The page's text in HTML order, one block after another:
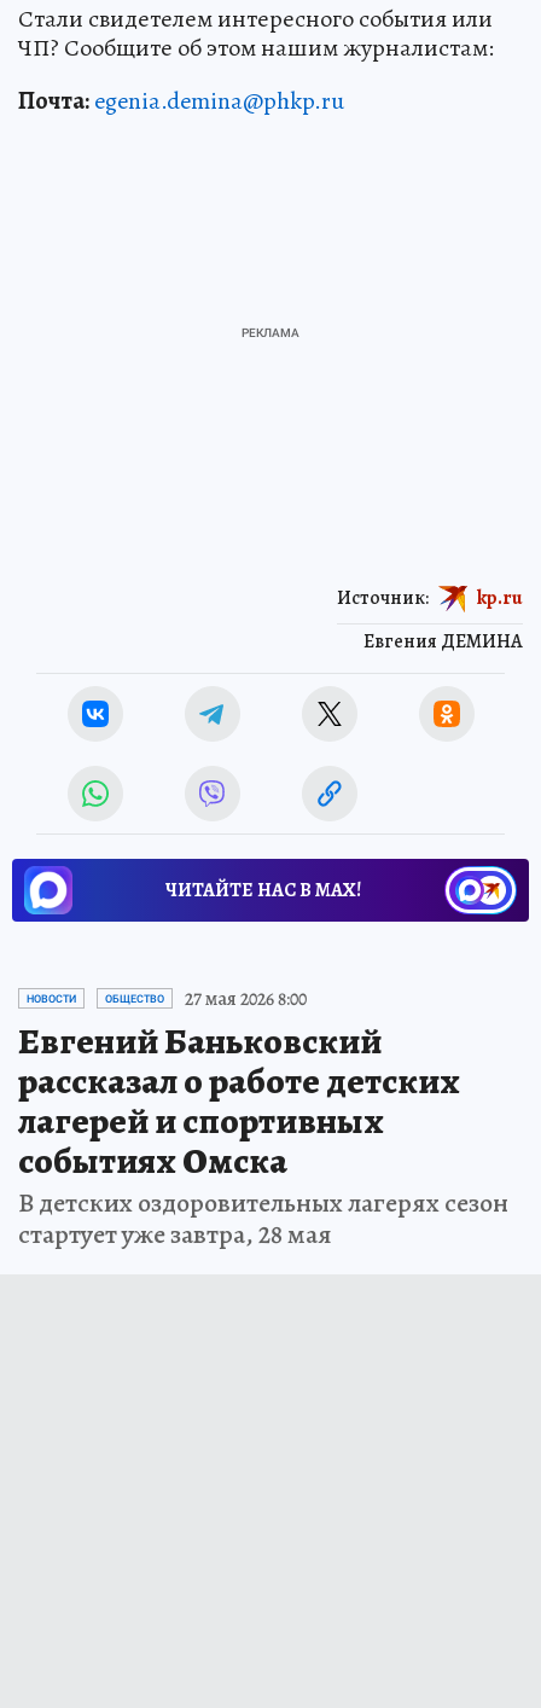
Стали свидетелем интересного события или
ЧП? Сообщите об этом нашим журналистам:
Почта:egenia.demina@phkp.ru
Евгения ДЕМИНА
Источник: kp.ru
ЧИТАЙТЕ НАС В МАХ!
НОВОСТИ ОБЩЕСТВО 27 мая 2026 8:00
Евгений Баньковский
рассказал о работе детских
лагерей и спортивных
событиях Омска
В детских оздоровительных лагерях сезон
стартует уже завтра, 28 мая